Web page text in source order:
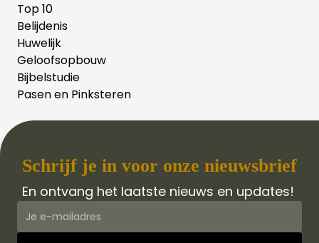
Top 10
Belijdenis
Huwelijk
Geloofsopbouw
Bijbelstudie
Pasen en Pinksteren
Schrijf je in voor onze nieuwsbrief
En ontvang het laatste nieuws en updates!